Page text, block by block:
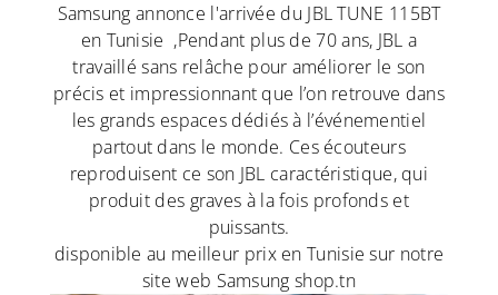
Samsung annonce l'arrivée du JBL TUNE 115BT
en Tunisie ,Pendant plus de 70 ans, JBL a
travaillé sans relâche pour améliorer le son
précis et impressionnant que l’on retrouve dans
les grands espaces dédiés à l’événementiel
partout dans le monde. Ces écouteurs
reproduisent ce son JBL caractéristique, qui
produit des graves à la fois profonds et
puissants.
disponible au meilleur prix en Tunisie sur notre
site web Samsung shop.tn